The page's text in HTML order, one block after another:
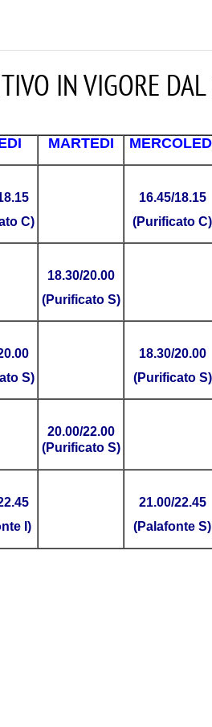
IN VIGORE
MARTEDI
C)
16.45/18.15
(Purificato C)
18.30/20.00
(Purificato S)
S)
18.30/20.00
(Purificato S)
20.00/22.00
(Purificato S)
I)
21.00/22.45
(Palafonte S)